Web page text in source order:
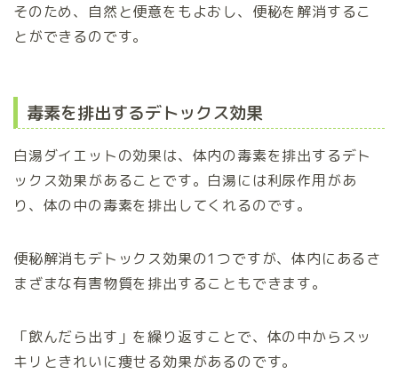
そのため、自然と便意をもよおし、便秘を解消するこ
とができるのです。
毒素を排出するデトックス効果
白湯ダイエットの効果は、体内の毒素を排出するデト
ックス効果があることです。白湯には利尿作用があ
り、体の中の毒素を排出してくれるのです。
便秘解消もデトックス効果の1つですが、体内にあるさ
まざまな有害物質を排出することもできます。
「飲んだら出す」を繰り返すことで、体の中からスッ
キリときれいに痩せる効果があるのです。